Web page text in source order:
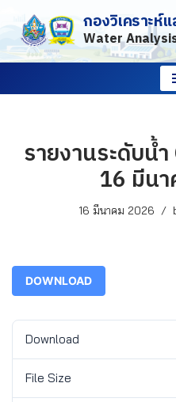
Skip
to
กองวิเคราะห์
Water
รายงานระดับน้
16 มีน
16 มีนาคม 2026
DOWNLOAD
Download
File Size